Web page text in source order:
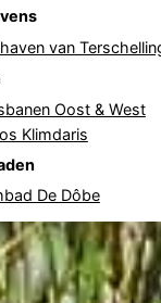
van
Oost & West
Klimdaris
De Dôbe